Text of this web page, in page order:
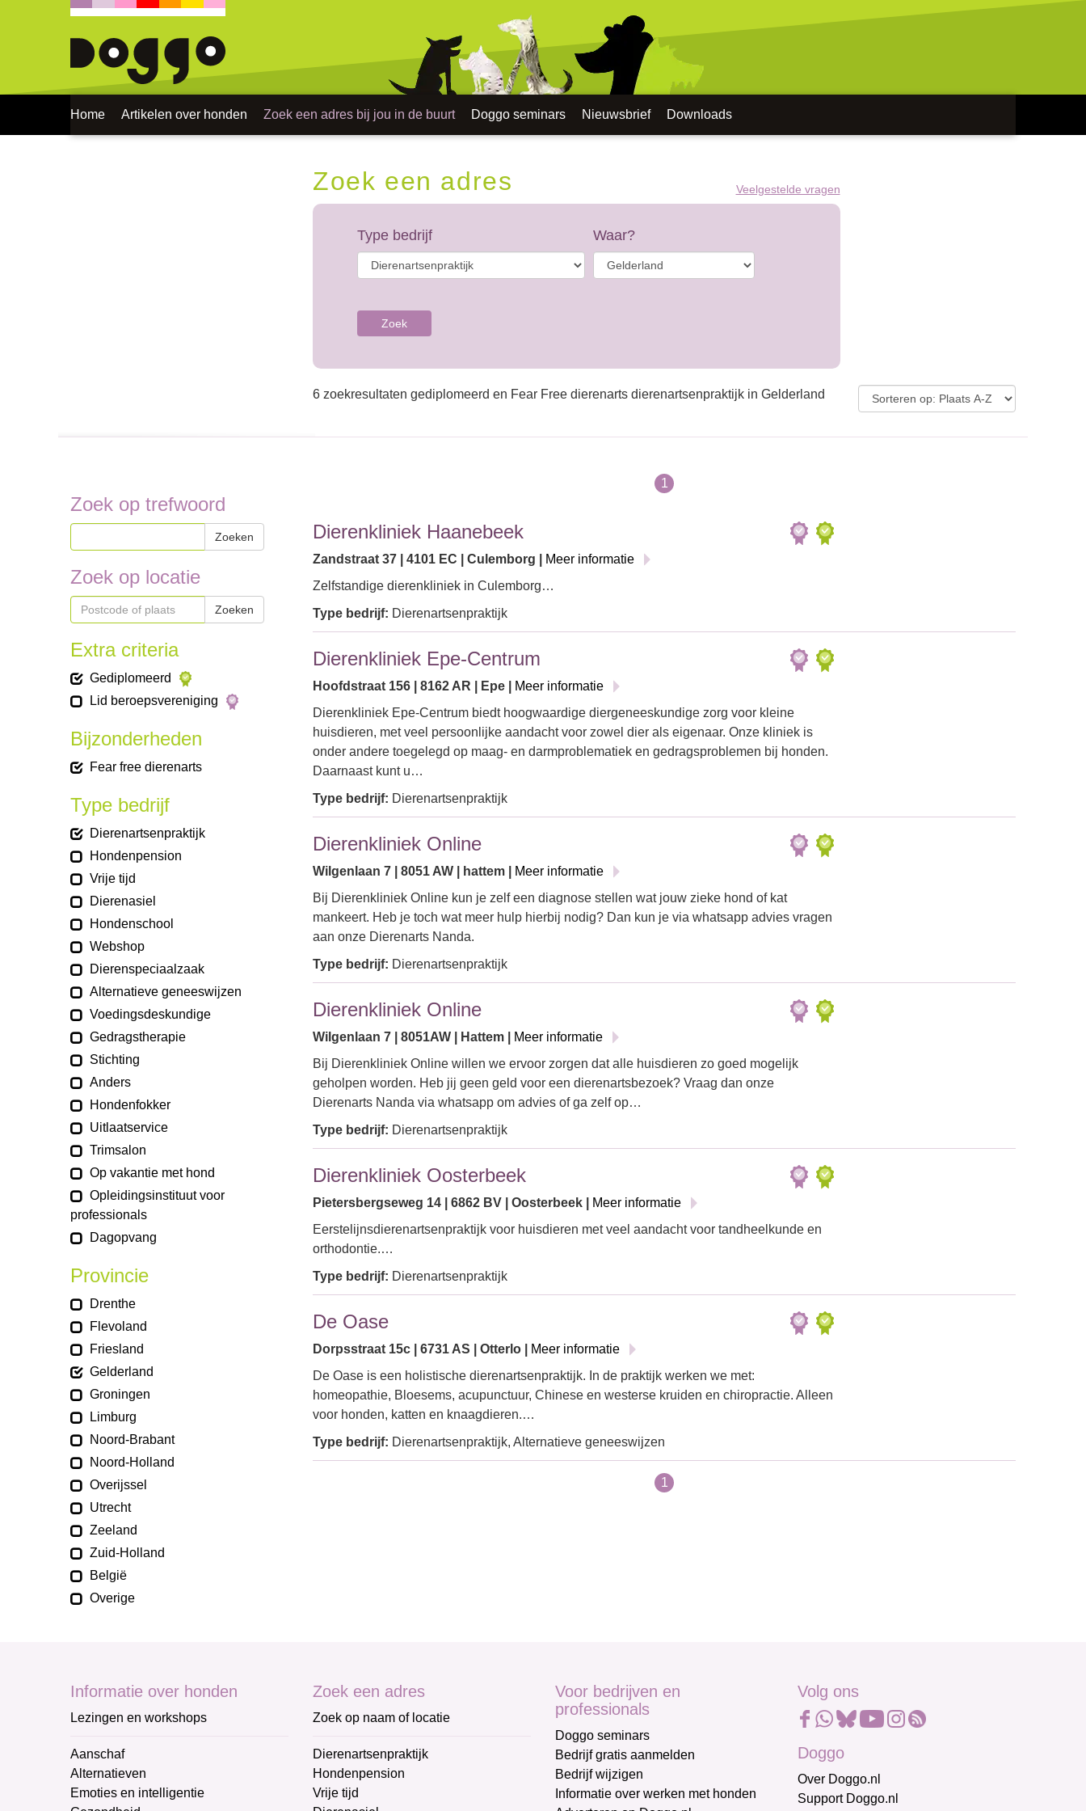
Home Artikelen over honden Zoek een adres bij jou in de buurt Doggo seminars Nieuwsbrief Downloads
Zoek een adres Veelgestelde vragen
Type bedrijf Waar?
Zoek
6 zoekresultaten gediplomeerd en Fear Free dierenarts dierenartsenpraktijk in Gelderland
Zoek op trefwoord
Zoeken
Zoek op locatie
Zoeken
Extra criteria
Gediplomeerd
Lid beroepsvereniging
Bijzonderheden
Fear free dierenarts
Type bedrijf
Dierenartsenpraktijk
Hondenpension
Vrije tijd
Dierenasiel
Hondenschool
Webshop
Dierenspeciaalzaak
Alternatieve geneeswijzen
Voedingsdeskundige
Gedragstherapie
Stichting
Anders
Hondenfokker
Uitlaatservice
Trimsalon
Op vakantie met hond
Opleidingsinstituut voor
professionals
Dagopvang
Provincie
Drenthe
Flevoland
Friesland
Gelderland
Groningen
Limburg
Noord-Brabant
Noord-Holland
Overijssel
Utrecht
Zeeland
Zuid-Holland
België
Overige
1
Dierenkliniek Haanebeek
Zandstraat 37 | 4101 EC | Culemborg |
Meer informatie
Zelfstandige dierenkliniek in Culemborg…
Type bedrijf: Dierenartsenpraktijk
Dierenkliniek Epe-Centrum
Hoofdstraat 156 | 8162 AR | Epe |
Meer informatie
Dierenkliniek Epe-Centrum biedt hoogwaardige diergeneeskundige zorg voor kleine
huisdieren, met veel persoonlijke aandacht voor zowel dier als eigenaar. Onze kliniek is
onder andere toegelegd op maag- en darmproblematiek en gedragsproblemen bij honden.
Daarnaast kunt u…
Type bedrijf: Dierenartsenpraktijk
Dierenkliniek Online
Wilgenlaan 7 | 8051 AW | hattem |
Meer informatie
Bij Dierenkliniek Online kun je zelf een diagnose stellen wat jouw zieke hond of kat
mankeert. Heb je toch wat meer hulp hierbij nodig? Dan kun je via whatsapp advies vragen
aan onze Dierenarts Nanda.
Type bedrijf: Dierenartsenpraktijk
Dierenkliniek Online
Wilgenlaan 7 | 8051AW | Hattem |
Meer informatie
Bij Dierenkliniek Online willen we ervoor zorgen dat alle huisdieren zo goed mogelijk
geholpen worden. Heb jij geen geld voor een dierenartsbezoek? Vraag dan onze
Dierenarts Nanda via whatsapp om advies of ga zelf op…
Type bedrijf: Dierenartsenpraktijk
Dierenkliniek Oosterbeek
Pietersbergseweg 14 | 6862 BV | Oosterbeek |
Meer informatie
Eerstelijnsdierenartsenpraktijk voor huisdieren met veel aandacht voor tandheelkunde en
orthodontie.…
Type bedrijf: Dierenartsenpraktijk
De Oase
Dorpsstraat 15c | 6731 AS | Otterlo |
Meer informatie
De Oase is een holistische dierenartsenpraktijk. In de praktijk werken we met:
homeopathie, Bloesems, acupunctuur, Chinese en westerse kruiden en chiropractie. Alleen
voor honden, katten en knaagdieren.…
Type bedrijf: Dierenartsenpraktijk, Alternatieve geneeswijzen
1
Informatie over honden
Lezingen en workshops
Aanschaf
Alternatieven
Emoties en intelligentie
Zoek een adres
Zoek op naam of locatie
Dierenartsenpraktijk
Hondenpension
Vrije tijd
Voor bedrijven en
professionals
Doggo seminars
Bedrijf gratis aanmelden
Bedrijf wijzigen
Informatie over werken met honden
Volg ons
Doggo
Over Doggo.nl
Support Doggo.nl